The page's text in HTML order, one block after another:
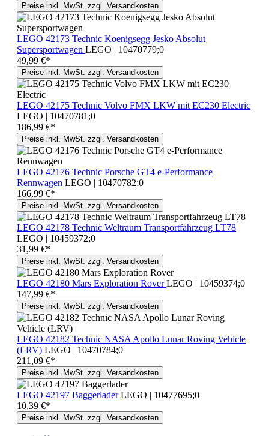
Preise inkl. MwSt. zzgl. Versandkosten
LEGO 42173 Technic Koenigsegg Jesko Absolut
Supersportwagen LEGO | 10470779;0
49,99 €*
Preise inkl. MwSt. zzgl. Versandkosten
LEGO 42175 Technic Volvo FMX LKW mit EC230 Electric
LEGO | 10470781;0
186,99 €*
Preise inkl. MwSt. zzgl. Versandkosten
LEGO 42176 Technic Porsche GT4 e-Performance
Rennwagen LEGO | 10470782;0
166,99 €*
Preise inkl. MwSt. zzgl. Versandkosten
LEGO 42178 Technic Weltraum Transportfahrzeug LT78
LEGO | 10459372;0
31,99 €*
Preise inkl. MwSt. zzgl. Versandkosten
LEGO 42180 Mars Exploration RoverLEGO | 10459374;0
147,99 €*
Preise inkl. MwSt. zzgl. Versandkosten
LEGO 42182 Technic NASA Apollo Lunar Roving Vehicle
(LRV) LEGO | 10470784;0
211,09 €*
Preise inkl. MwSt. zzgl. Versandkosten
LEGO 42197 BaggerladerLEGO | 10477695;0
10,39 €*
Preise inkl. MwSt. zzgl. Versandkosten